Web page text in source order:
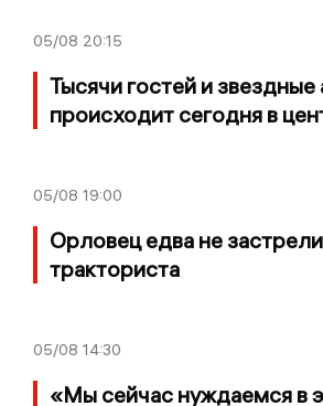
05/08 20:15
Тысячи гостей и звездные
происходит сегодня в
05/08 19:00
Орловец едва не
тракториста
05/08 14:30
«Мы сейчас нуждаемся в